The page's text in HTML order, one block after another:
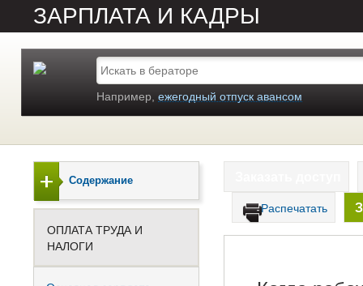
ЗАРПЛАТА И КАДРЫ
Например, ежегодный отпуск авансом
Распечатать
Содержание
ОПЛАТА ТРУДА И
НАЛОГИ